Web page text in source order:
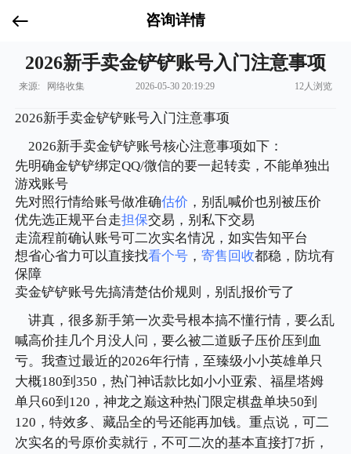
咨询详情
2026新手卖金铲铲账号入门注意事项
来源: 网络收集 2026-05-30 20:19:29 12人浏览
2026新手卖金铲铲账号入门注意事项
2026新手卖金铲铲账号核心注意事项如下：
先明确金铲铲绑定QQ/微信的要一起转卖，不能单独出
游戏账号
先对照行情给账号做准确估价 ，别乱喊价也别被压价
优先选正规平台走担保交易，别私下交易
走流程前确认账号可二次实名情况，如实告知平台
想省心省力可以直接找看个号 ，寄售 回收都稳，防坑有
保障
卖金铲铲账号先搞清楚估价规则，别乱报价亏了
讲真，很多新手第一次卖号根本搞不懂行情，要么乱
喊高价挂几个月没人问，要么被二道贩子压价压到血
亏。我查过最近的2026年行情，至臻级小小英雄单只
大概180到350，热门神话款比如小小亚索、福星塔姆
单只60到120，神龙之巅这种热门限定棋盘单块50到
120，特效多、藏品全的号还能再加钱。重点说，可二
次实名的号原价卖就行，不可二次的基本直接打7折，